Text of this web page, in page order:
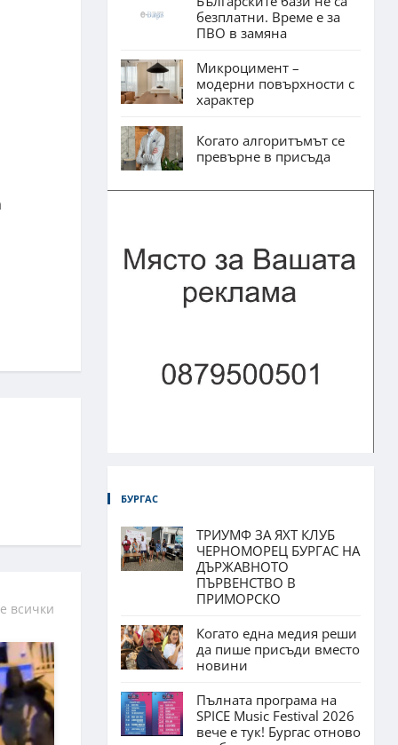
всички
безплатни. Време е за
ПВО в замяна
Микроцимент –
модерни повърхности с
характер
Когато алгоритъмът се
превърне в присъда
БУРГАС
ТРИУМФ ЗА ЯХТ КЛУБ
ЧЕРНОМОРЕЦ БУРГАС НА
ДЪРЖАВНОТО
ПЪРВЕНСТВО В
ПРИМОРСКО
Когато една медия реши
да пише присъди вместо
новини
Пълната програма на
SPICE Music Festival 2026
вече е тук! Бургас отново